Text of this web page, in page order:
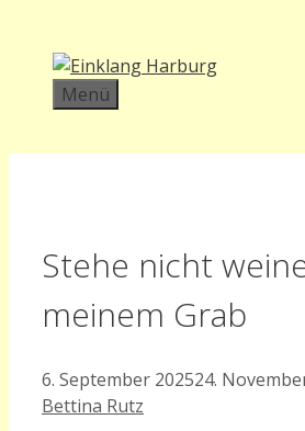
Inhalt
springen
Menü
Stehe nicht
meinem Grab
6. September 202524.
Bettina Rutz